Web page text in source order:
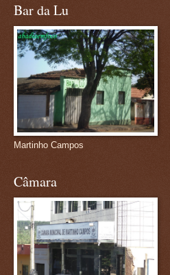
Bar da Lu
Martinho Campos
Câmara